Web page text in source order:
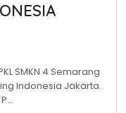
SMKN 4 Semarang
Indonesia Jakarta.